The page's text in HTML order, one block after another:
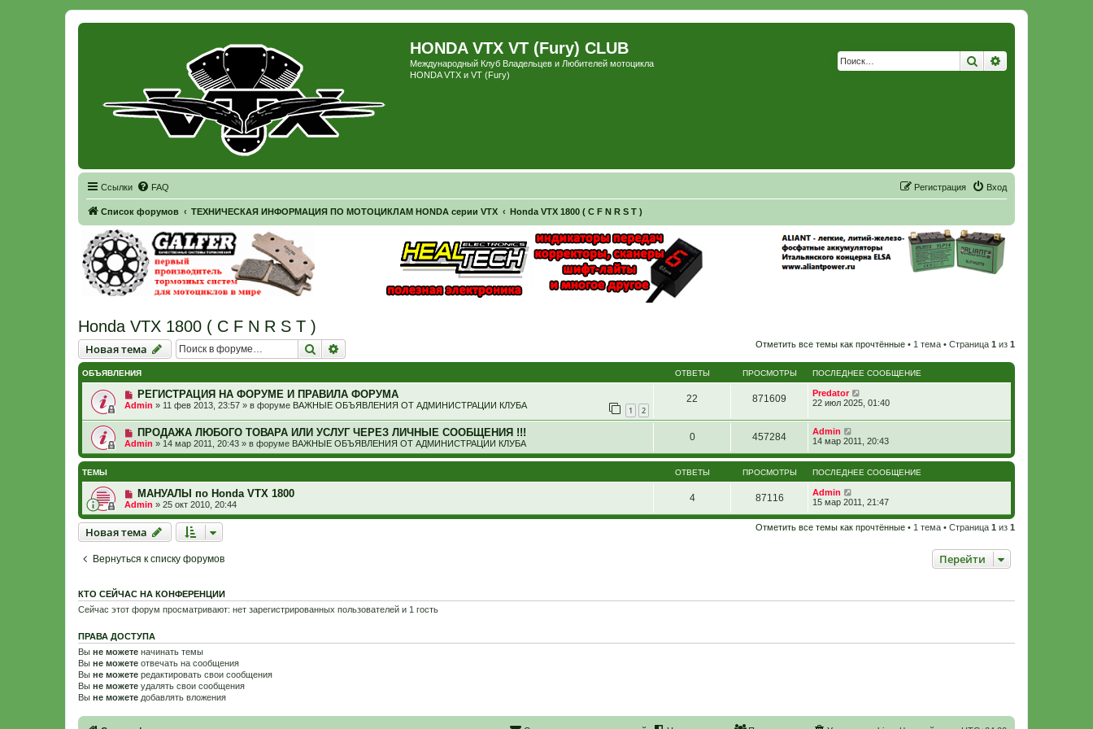
HONDA VTX VT (Fury) CLUB
Международный Клуб Владельцев и Любителей мотоцикла
HONDA VTX и VT (Fury)
Поиск
Ссылки FAQ Вход
Регистрация
Список форумов ТЕХНИЧЕСКАЯ ИНФОРМАЦИЯ ПО МОТОЦИКЛАМ HONDA серии VTX Honda VTX 1800 ( C F N R S T )
Honda VTX 1800 ( C F N R S T )
Новая тема
Новаятема Поиск Отметить все темы как прочтённые • 1 тема • Страница 1 из 1
ОБЪЯВЛЕНИЯ ОТВЕТЫ ПРОСМОТРЫ ПОСЛЕДНЕЕ СООБЩЕНИЕ
РЕГИСТРАЦИЯ НА ФОРУМЕ И ПРАВИЛА ФОРУМА
Admin » 11 фев 2013, 23:57 » в форуме ВАЖНЫЕ ОБЪЯВЛЕНИЯ ОТ АДМИНИСТРАЦИИ КЛУБА 1 2
22 871609
Predator
22 июл 2025, 01:40
ПРОДАЖА ЛЮБОГО ТОВАРА ИЛИ УСЛУГ ЧЕРЕЗ ЛИЧНЫЕ СООБЩЕНИЯ !!!
Admin » 14 мар 2011, 20:43 » в форуме ВАЖНЫЕ ОБЪЯВЛЕНИЯ ОТ АДМИНИСТРАЦИИ КЛУБА
0 457284
Admin
14 мар 2011, 20:43
ТЕМЫ ОТВЕТЫ ПРОСМОТРЫ ПОСЛЕДНЕЕ СООБЩЕНИЕ
МАНУАЛЫ по Honda VTX 1800
Admin » 25 окт 2010, 20:44
4 87116
Admin
15 мар 2011, 21:47
Новая тема
Новаятема Отметить все темы как прочтённые • 1 тема • Страница 1 из 1
Вернуться к списку форумов Перейти
КТО СЕЙЧАС НА КОНФЕРЕНЦИИ
Сейчас этот форум просматривают: нет зарегистрированных пользователей и 1 гость
ПРАВА ДОСТУПА
Вы не можете начинать темы
Вы не можете отвечать на сообщения
Вы не можете редактировать свои сообщения
Вы не можете удалять свои сообщения
Вы не можете добавлять вложения